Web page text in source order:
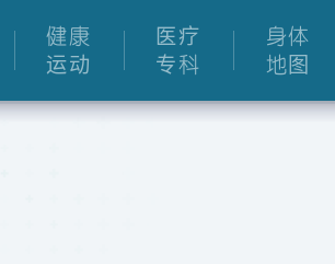
健康
运动
医疗
专科
身体
地图